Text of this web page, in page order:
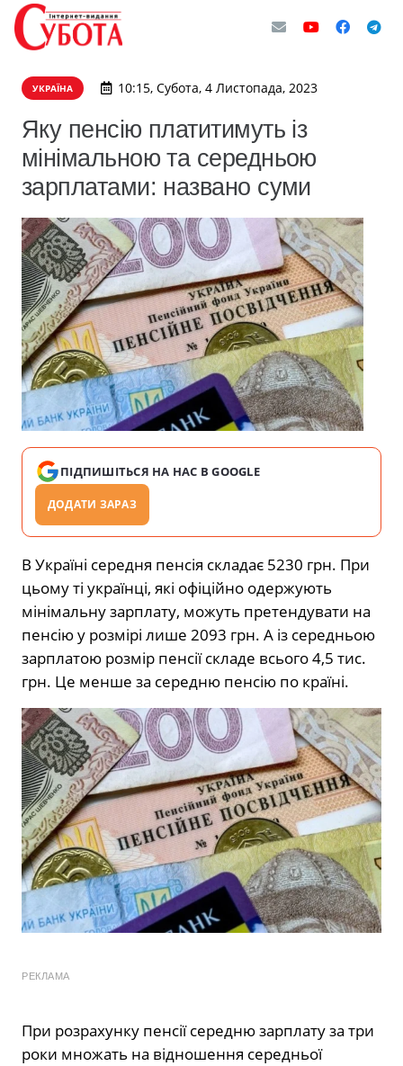
УКРАЇНА 10:15, Субота, 4 Листопада, 2023
Яку пенсію платитимуть із
мінімальною та середньою
зарплатами: названо суми
ПІДПИШІТЬСЯ НА НАС В GOOGLE
ДОДАТИ ЗАРАЗ
В Україні середня пенсія складає 5230 грн. При
цьому ті українці, які офіційно одержують
мінімальну зарплату, можуть претендувати на
пенсію у розмірі лише 2093 грн. А із середньою
зарплатою розмір пенсії складе всього 4,5 тис.
грн. Це менше за середню пенсію по країні.
РЕКЛАМА
При розрахунку пенсії середню зарплату за три
роки множать на відношення середньої